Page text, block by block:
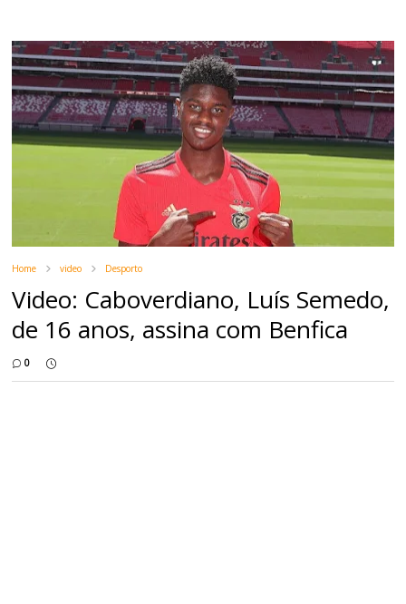
Home video Desporto
Video: Caboverdiano, Luís Semedo,
de 16 anos, assina com Benfica
0